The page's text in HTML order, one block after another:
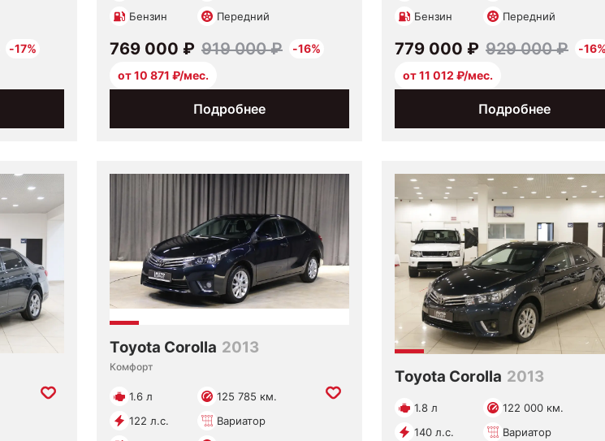
-17%
Бензин
Передний
Подробнее
769 000 ₽ 919 000 ₽
-16%
от 10 871 ₽/мес.
Бензин
Передний
Подробнее
779 000 ₽ 929 000 ₽
-
от 11 012 ₽/мес.
Toyota Corolla 2013
Комфорт
1.6 л
125 785 км.
122 л.с.
Вариатор
Toyota Corolla 2013
1.8 л
122 000 км.
140 л.с.
Вариатор